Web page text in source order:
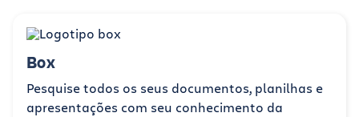
Box
Pesquise todos os seus documentos, planilhas e
apresentações com seu conhecimento da